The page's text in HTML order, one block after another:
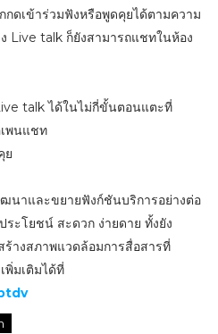
กดเข้าร่วมฟังหรือพูดคุยได้ตามความ
Live talk ก็ยังสามารถแชทในห้อง
talk ได้ในไม่กี่ขั้นตอนแตะที่
พนแชท
ย
นาและขยายฟังก์ชันบริการอย่างต่อ
ระโยชน์ สะดวก ง่ายดาย ทั้งยัง
ร้างสภาพแวดล้อมการสื่อสารที่
พิ่มเติมได้ที่